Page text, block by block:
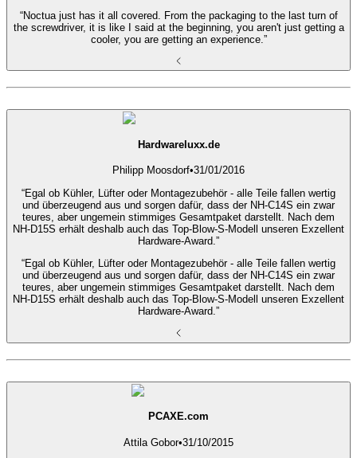
“Noctua just has it all covered. From the packaging to the last turn of
the screwdriver, it is like I said at the beginning, you aren't just getting a
cooler, you are getting an experience.”
Hardwareluxx.de
Philipp Moosdorf•31/01/2016
“Egal ob Kühler, Lüfter oder Montagezubehör - alle Teile fallen wertig
und überzeugend aus und sorgen dafür, dass der NH-C14S ein zwar
teures, aber ungemein stimmiges Gesamtpaket darstellt. Nach dem
NH-D15S erhält deshalb auch das Top-Blow-S-Modell unseren Exzellent
Hardware-Award.”
“Egal ob Kühler, Lüfter oder Montagezubehör - alle Teile fallen wertig
und überzeugend aus und sorgen dafür, dass der NH-C14S ein zwar
teures, aber ungemein stimmiges Gesamtpaket darstellt. Nach dem
NH-D15S erhält deshalb auch das Top-Blow-S-Modell unseren Exzellent
Hardware-Award.”
PCAXE.com
Attila Gobor•31/10/2015